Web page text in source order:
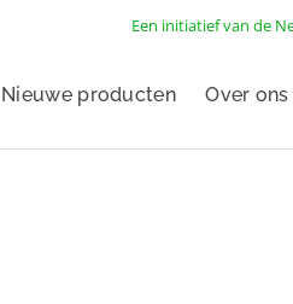
Een initiatief van de
Nieuwe producten Over ons